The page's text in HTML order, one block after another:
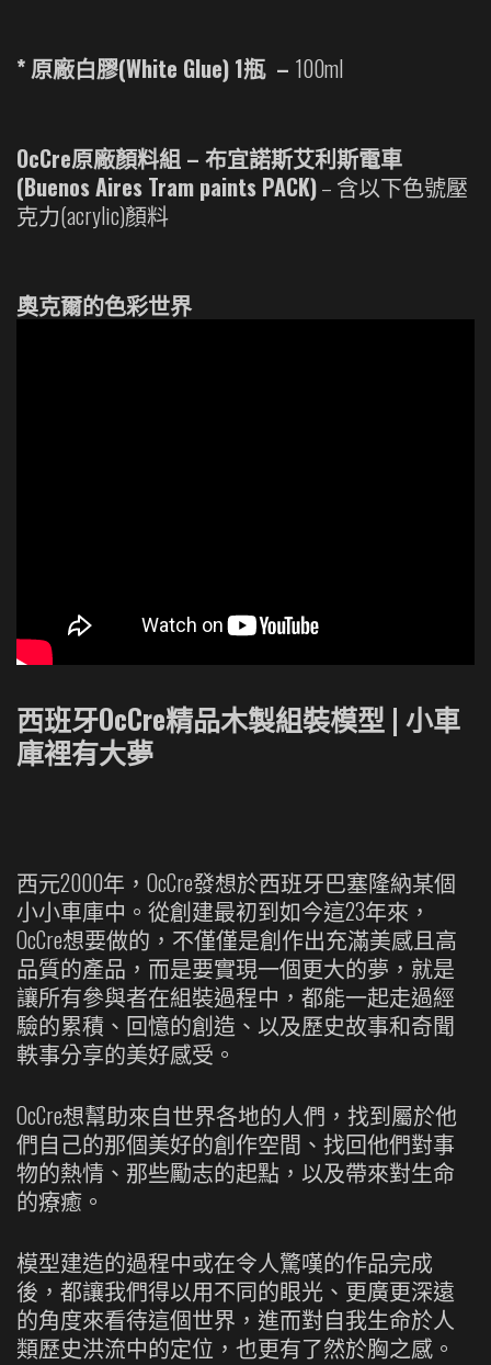
* 原廠白膠(White Glue) 1瓶 – 100ml
OcCre原廠顏料組 – 布宜諾斯艾利斯電車
(Buenos Aires Tram paints PACK)– 含以下色號壓
克力(acrylic)顏料
奧克爾的色彩世界
西班牙OcCre精品木製組裝模型 | 小車
庫裡有大夢
西元2000年，OcCre發想於西班牙巴塞隆納某個
小小車庫中。從創建最初到如今這23年來，
OcCre想要做的，不僅僅是創作出充滿美感且高
品質的產品，而是要實現一個更大的夢，就是
讓所有參與者在組裝過程中，都能一起走過經
驗的累積、回憶的創造、以及歷史故事和奇聞
軼事分享的美好感受。
OcCre想幫助來自世界各地的人們，找到屬於他
們自己的那個美好的創作空間、找回他們對事
物的熱情、那些勵志的起點，以及帶來對生命
的療癒。
模型建造的過程中或在令人驚嘆的作品完成
後，都讓我們得以用不同的眼光、更廣更深遠
的角度來看待這個世界，進而對自我生命於人
類歷史洪流中的定位，也更有了然於胸之感。